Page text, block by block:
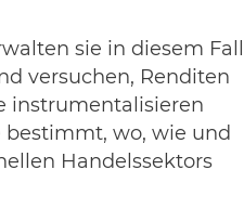
sie in diesem Fall
versuchen, Renditen
instrumentalisieren
bestimmt, wo, wie und
Handelssektors